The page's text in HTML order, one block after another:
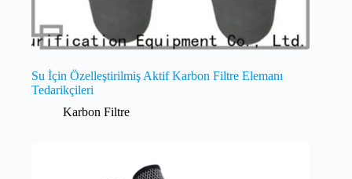
Su İçin Özelleştirilmiş Aktif Karbon Filtre Elemanı
Tedarikçileri
Karbon Filtre